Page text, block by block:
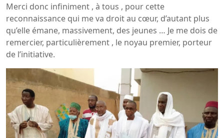
Merci donc infiniment , à tous , pour cette
reconnaissance qui me va droit au cœur, d’autant plus
qu’elle émane, massivement, des jeunes … Je me dois de
remercier, particulièrement , le noyau premier, porteur
de l’initiative.